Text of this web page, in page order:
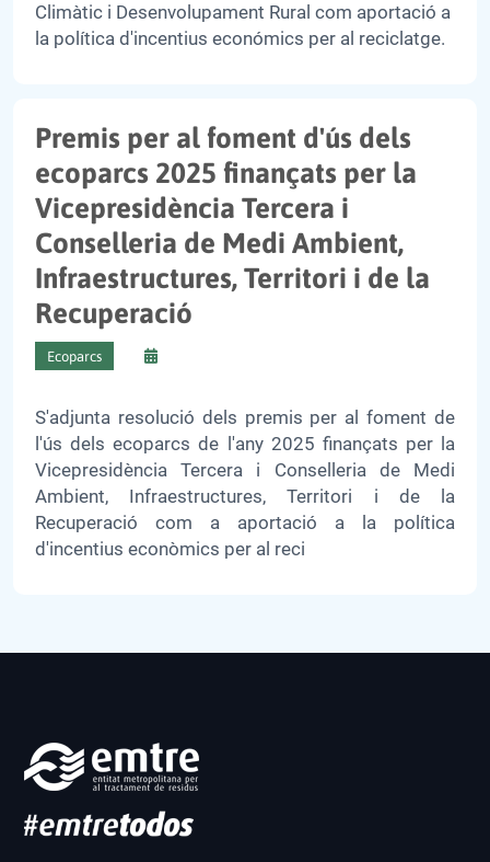
Climàtic i Desenvolupament Rural com aportació a
la política d'incentius económics per al reciclatge.
Premis per al foment d'ús dels
ecoparcs 2025 finançats per la
Vicepresidència Tercera i
Conselleria de Medi Ambient,
Infraestructures, Territori i de la
Recuperació
Ecoparcs
S'adjunta resolució dels premis per al foment de
l'ús dels ecoparcs de l'any 2025 finançats per la
Vicepresidència Tercera i Conselleria de Medi
Ambient, Infraestructures, Territori i de la
Recuperació com a aportació a la política
d'incentius econòmics per al reci